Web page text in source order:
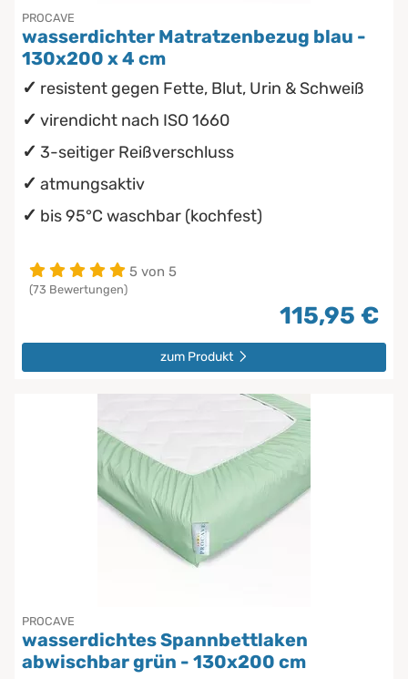
PROCAVE
wasserdichter Matratzenbezug blau -
130x200 x 4 cm
resistent gegen Fette, Blut, Urin & Schweiß
virendicht nach ISO 1660
3-seitiger Reißverschluss
atmungsaktiv
bis 95°C waschbar (kochfest)
5 von 5
(73 Bewertungen)
115,95 €
zum Produkt
PROCAVE
wasserdichtes Spannbettlaken
abwischbar grün - 130x200 cm